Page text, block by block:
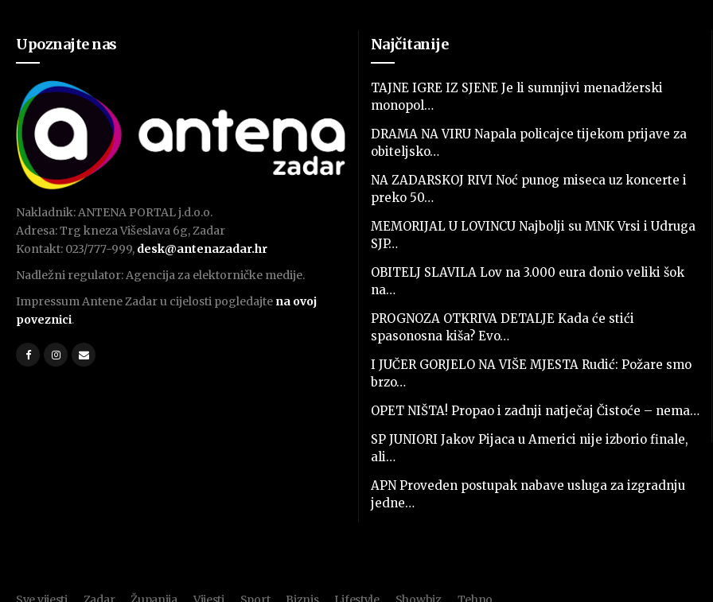
Upoznajte nas
Nakladnik: ANTENA PORTAL j.d.o.o.
Adresa: Trg kneza Višeslava 6g, Zadar
Kontakt: 023/777-999, desk@antenazadar.hr
Nadležni regulator: Agencija za elektorničke medije.
Impressum Antene Zadar u cijelosti pogledajte na ovoj
poveznici.
Najčitanije
TAJNE IGRE IZ SJENE Je li sumnjivi menadžerski
monopol…
DRAMA NA VIRU Napala policajce tijekom prijave za
obiteljsko…
NA ZADARSKOJ RIVI Noć punog miseca uz koncerte i
preko 50…
MEMORIJAL U LOVINCU Najbolji su MNK Vrsi i Udruga
SJP…
OBITELJ SLAVILA Lov na 3.000 eura donio veliki šok
na…
PROGNOZA OTKRIVA DETALJE Kada će stići
spasonosna kiša? Evo…
I JUČER GORJELO NA VIŠE MJESTA Rudić: Požare smo
brzo…
OPET NIŠTA! Propao i zadnji natječaj Čistoće – nema…
SP JUNIORI Jakov Pijaca u Americi nije izborio finale,
ali…
APN Proveden postupak nabave usluga za izgradnju
jedne…